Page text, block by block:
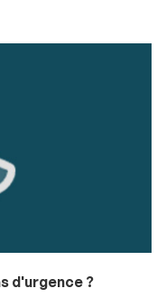
d'urgence ?